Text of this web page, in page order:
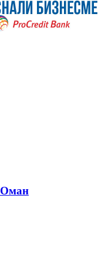
Оман